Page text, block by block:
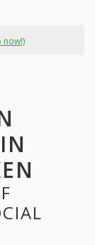
now!)